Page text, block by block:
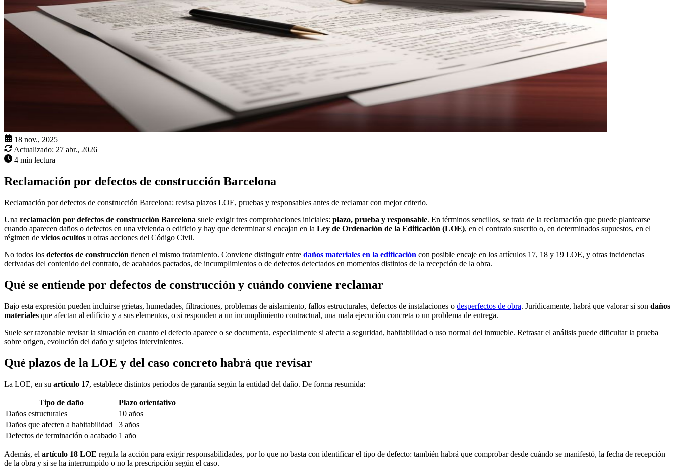
18 nov., 2025
Actualizado: 27 abr., 2026
4 min lectura
Reclamación por defectos de construcción Barcelona
Reclamación por defectos de construcción Barcelona: revisa plazos LOE, pruebas y responsables antes de reclamar con mejor criterio.
Una reclamación por defectos de construcción Barcelona suele exigir tres comprobaciones iniciales: plazo, prueba y responsable. En términos sencillos, se trata de la reclamación que puede plantearse
cuando aparecen daños o defectos en una vivienda o edificio y hay que determinar si encajan en la Ley de Ordenación de la Edificación (LOE), en el contrato suscrito o, en determinados supuestos, en el
régimen de vicios ocultos u otras acciones del Código Civil.
No todos los defectos de construcción tienen el mismo tratamiento. Conviene distinguir entre daños materiales en la edificación con posible encaje en los artículos 17, 18 y 19 LOE, y otras incidencias
derivadas del contenido del contrato, de acabados pactados, de incumplimientos o de defectos detectados en momentos distintos de la recepción de la obra.
Qué se entiende por defectos de construcción y cuándo conviene reclamar
Bajo esta expresión pueden incluirse grietas, humedades, filtraciones, problemas de aislamiento, fallos estructurales, defectos de instalaciones o desperfectos de obra. Jurídicamente, habrá que valorar si son daños
materiales que afectan al edificio y a sus elementos, o si responden a un incumplimiento contractual, una mala ejecución concreta o un problema de entrega.
Suele ser razonable revisar la situación en cuanto el defecto aparece o se documenta, especialmente si afecta a seguridad, habitabilidad o uso normal del inmueble. Retrasar el análisis puede dificultar la prueba
sobre origen, evolución del daño y sujetos intervinientes.
Qué plazos de la LOE y del caso concreto habrá que revisar
La LOE, en su artículo 17, establece distintos periodos de garantía según la entidad del daño. De forma resumida:
Tipo de daño
Plazo orientativo
Daños estructurales
10 años
Daños que afecten a habitabilidad
3 años
Defectos de terminación o acabado 1 año
Además, el artículo 18 LOE regula la acción para exigir responsabilidades, por lo que no basta con identificar el tipo de defecto: también habrá que comprobar desde cuándo se manifestó, la fecha de recepción
de la obra y si se ha interrumpido o no la prescripción según el caso.